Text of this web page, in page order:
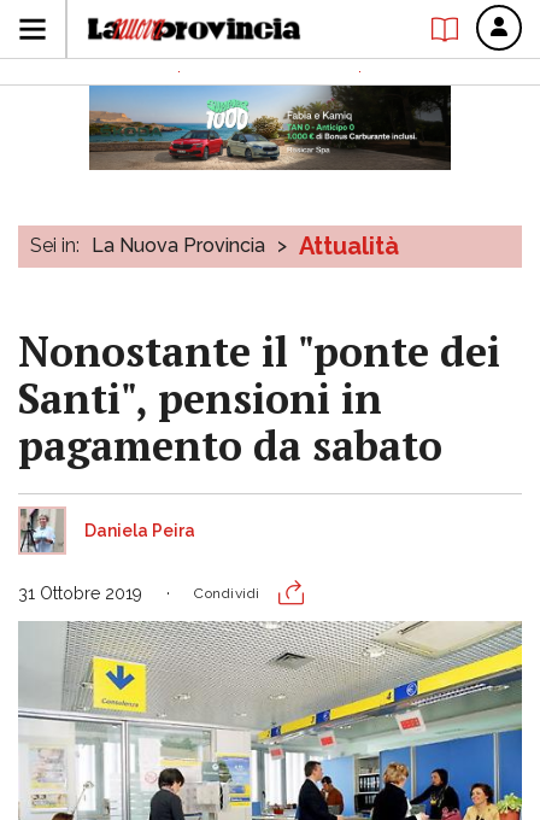
Sei in: La Nuova Provincia > Attualità
Nonostante il "ponte dei
Santi", pensioni in
pagamento da sabato
Daniela Peira
31 Ottobre 2019 Condividi